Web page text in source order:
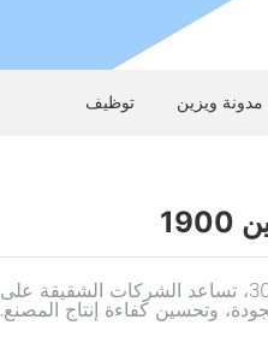
ويزين توظيف
عملية تسخين وتلبيد واحدة 300، تساعد الشركات الشقيقة على
وتحسين كفاءة إنتاج المصنع.